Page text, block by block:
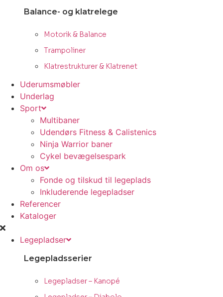
Balance- og klatrelege
Motorik & Balance
Trampoliner
Klatrestrukturer & Klatrenet
Uderumsmøbler
Underlag
Sport
Multibaner
Udendørs Fitness & Calistenics
Ninja Warrior baner
Cykel bevægelsespark
Om os
Fonde og tilskud til legeplads
Inkluderende legepladser
Referencer
Kataloger
Legepladser
Legepladsserier
Legepladser – Kanopé